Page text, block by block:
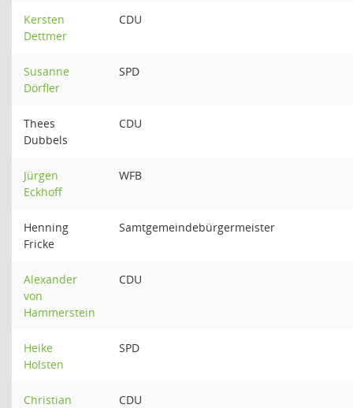
Kersten
Dettmer
CDU
Susanne
Dörfler
SPD
Thees
Dubbels
CDU
Jürgen
Eckhoff
WFB
Henning
Fricke
Samtgemeindebürgermeister
Alexander
von
Hammerstein
CDU
Heike
Holsten
SPD
Christian
CDU